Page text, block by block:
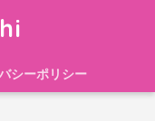
シーポリシー